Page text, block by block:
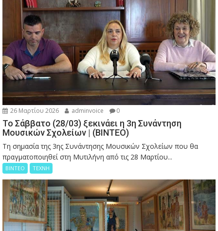
26 Μαρτίου 2026 adminvoice 0
Το Σάββατο (28/03) ξεκινάει η 3η Συνάντηση
Μουσικών Σχολείων | (ΒΙΝΤΕΟ)
Τη σημασία της 3ης Συνάντησης Μουσικών Σχολείων που θα
πραγματοποιηθεί στη Μυτιλήνη από τις 28 Μαρτίου...
ΒΙΝΤΕΟ ΤΕΧΝΗ